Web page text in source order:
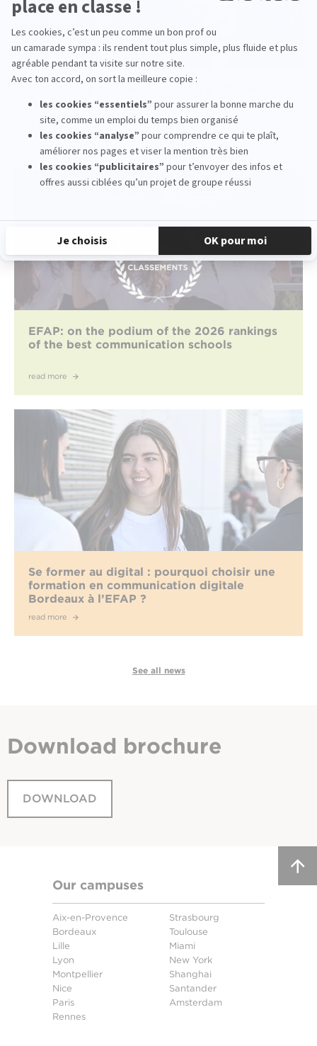
apprenez à innover dans un secteur en
constante évolution
read more
EFAP: on the podium of the 2026 rankings
of the best communication schools
read more
Se former au digital : pourquoi choisir une
formation en communication digitale
Bordeaux à l’EFAP ?
read more
See all news
Download brochure
DOWNLOAD
Our campuses
Aix-en-Provence
Bordeaux
Lille
Lyon
Montpellier
Nice
Paris
Rennes
Strasbourg
Toulouse
Miami
New York
Shanghai
Santander
Amsterdam